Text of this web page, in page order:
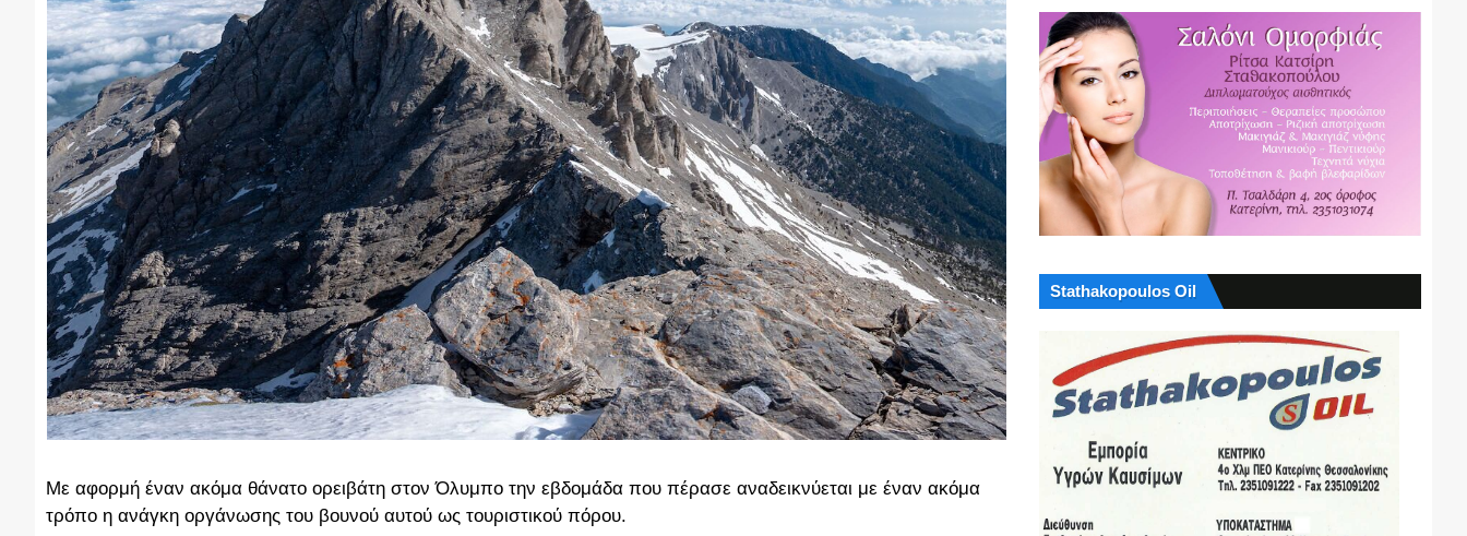
Με αφορμή έναν ακόμα θάνατο ορειβάτη στον Όλυμπο την εβδομάδα που πέρασε αναδεικνύεται με έναν ακόμα
τρόπο η ανάγκη οργάνωσης του βουνού αυτού ως τουριστικού πόρου.
Stathakopoulos Oil